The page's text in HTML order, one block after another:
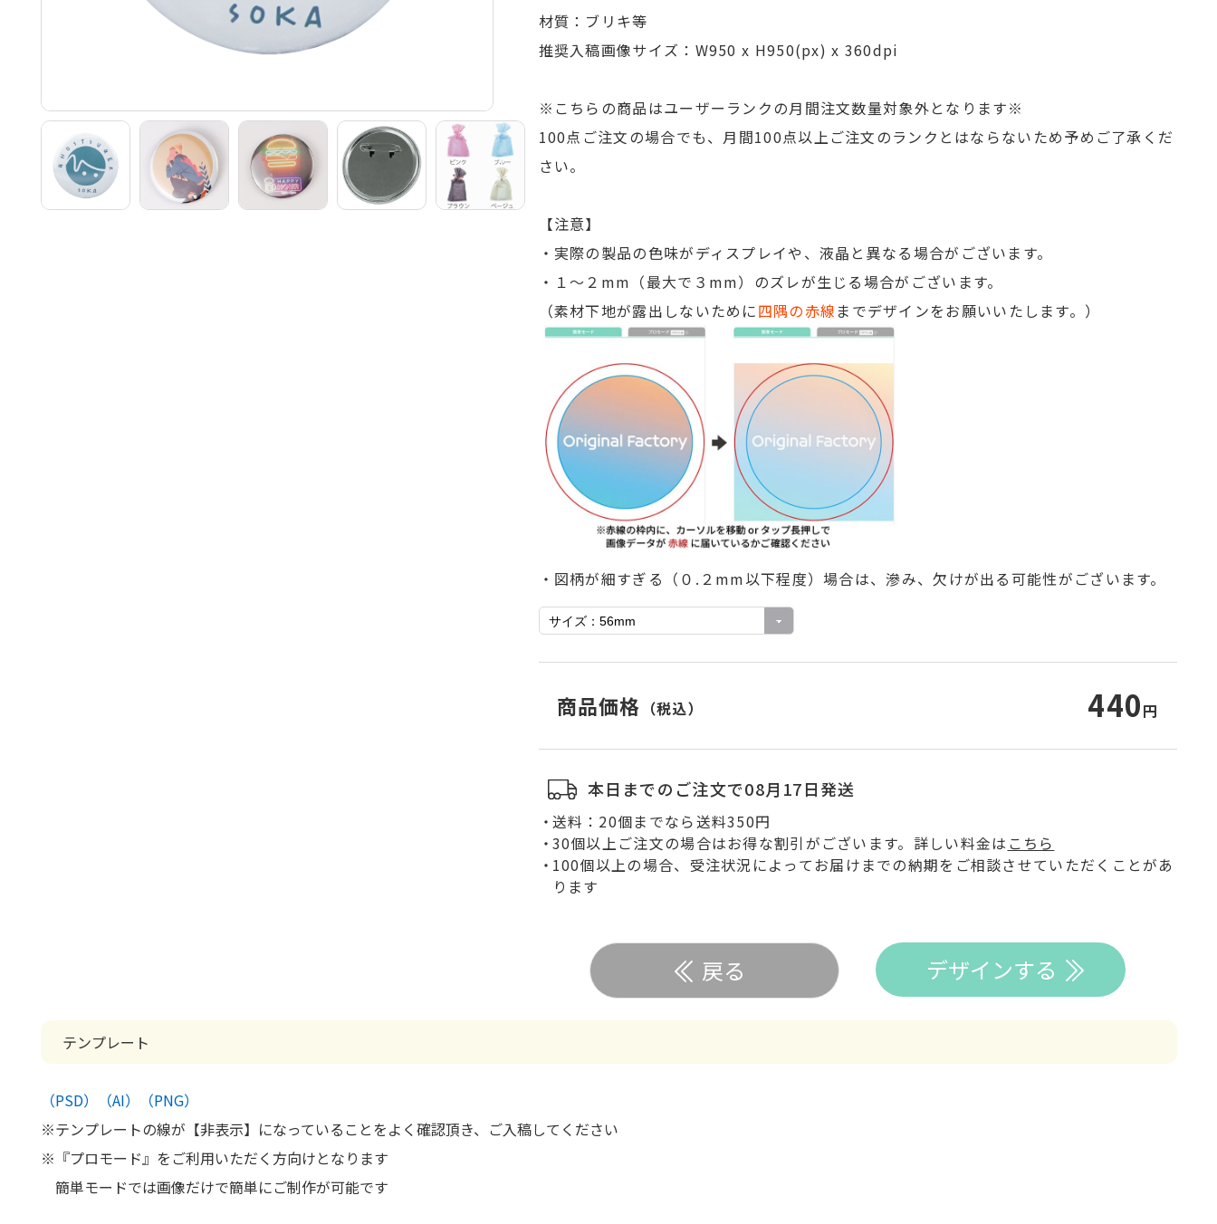
材質：ブリキ等
推奨入稿画像サイズ：W950 x H950(px) x 360dpi
※こちらの商品はユーザーランクの月間注文数量対象外となります※
100点ご注文の場合でも、月間100点以上ご注文のランクとはならないため予めご了承くだ
さい。
【注意】
・実際の製品の色味がディスプレイや、液晶と異なる場合がございます。
・１～２mm（最大で３mm）のズレが生じる場合がございます。
（素材下地が露出しないために四隅の赤線 までデザインをお願いいたします。）
・図柄が細すぎる（０.２mm以下程度）場合は、滲み、欠けが出る可能性がございます。
商品価格 （税込） 440円
本日までのご注文で08月17日発送
送料：20個までなら送料350円
30個以上ご注文の場合はお得な割引がございます。詳しい料金は こちら
100個以上の場合、受注状況によってお届けまでの納期をご相談させていただくことがあ
ります
戻る デザインする
テンプレート
（PSD） （AI）
（PNG）
※テンプレートの線が【非表示】になっていることをよく確認頂き、ご入稿してください
※『プロモード』をご利用いただく方向けとなります
簡単モードでは画像だけで簡単にご制作が可能です
単価
440円
275円
220円
198 円
・上記以上の個数をご注文のお客様、継続してご注文予定のお客様、
こちらのリンクよりお問い合せください。
閉じる